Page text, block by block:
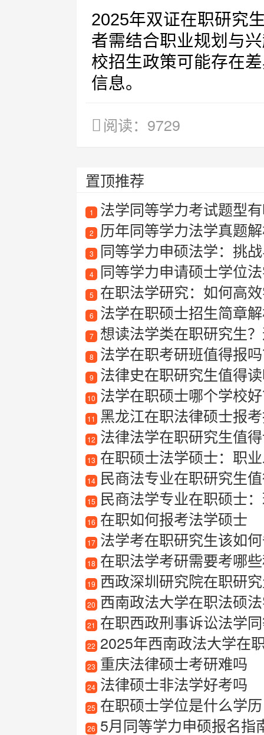
2025年双证在职研究
者需结合职业规划与
校招生政策可能存在
信息。
阅读：9729
置顶推荐
1 法学同等学力考试题型有哪
2 历年同等学力法学真题
3 同等学力申硕法学：挑
4 同等学力申请硕士学位
5 在职法学研究：如何高
6 法学在职硕士招生简章
7 想读法学类在职研究生？
8 法学在职考研班值得报
9 法律史在职研究生值得
10 法学在职硕士哪个学校
11 黑龙江在职法律硕士报
12 法律法学在职研究生值
13 在职硕士法学硕士：职
14 民商法专业在职研究生
15 民商法学专业在职硕士
16 在职如何报考法学硕士
17 法学考在职研究生该如何备
18 在职法学考研需要考哪
19 西政深圳研究院在职研
20 西南政法大学在职法硕
21 在职西政刑事诉讼法学
22 2025年西南政法大学在
23 重庆法律硕士考研难吗
24 法律硕士非法学好考吗
25 在职硕士学位是什么学历
26 5月同等学力申硕报名指